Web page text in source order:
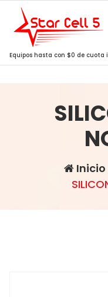
Saltar
contenido
Equipos hasta con $0 de cuota
Inicio